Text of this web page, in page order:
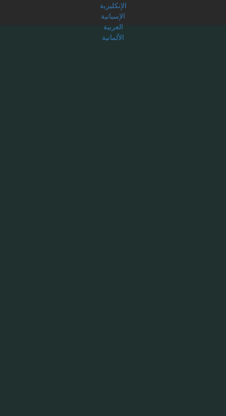
الإنكليزية
الإسبانية
العربية
الألمانية